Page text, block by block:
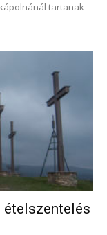
tartanak
ételszentelés